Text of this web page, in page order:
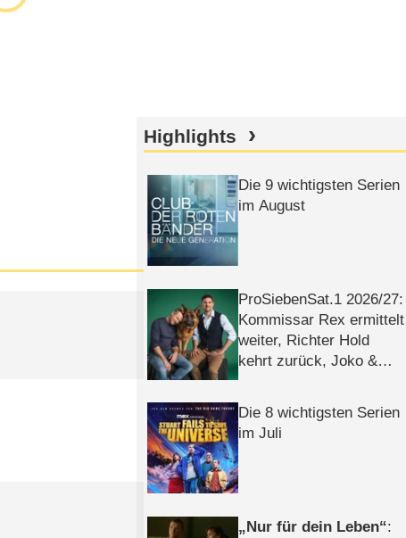
Highlights
Die 9 wichtigsten Serien
im August
ProSiebenSat.1 2026/​27:
Kommissar Rex ermittelt
weiter, Richter Hold
kehrt zurück, Joko &
Die 8 wichtigsten Serien
im Juli
Nur für dein Leben :